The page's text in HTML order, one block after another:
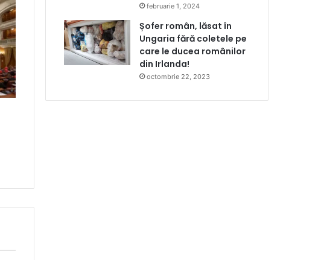
februarie 1, 2024
Șofer român, lăsat în
Ungaria fără coletele pe
care le ducea românilor
din Irlanda!
octombrie 22, 2023